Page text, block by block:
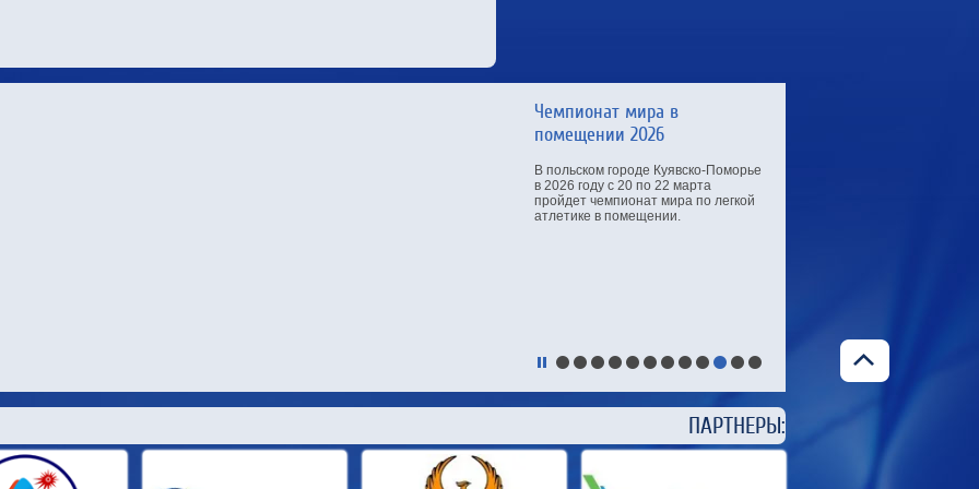
Чемпионат мира в
помещении 2026
В польском городе Куявско-Поморье
в 2026 году с 20 по 22 марта
пройдет чемпионат мира по легкой
атлетике в помещении.
ПАРТНЕРЫ: